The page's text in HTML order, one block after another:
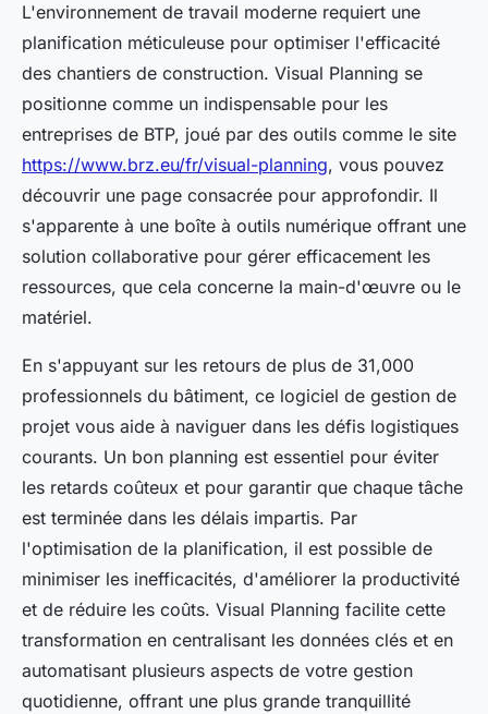
L'environnement de travail moderne requiert une
planification méticuleuse pour optimiser l'efficacité
des chantiers de construction. Visual Planning se
positionne comme un indispensable pour les
entreprises de BTP, joué par des outils comme le site
https://www.brz.eu/fr/visual-planning, vous pouvez
découvrir une page consacrée pour approfondir. Il
s'apparente à une boîte à outils numérique offrant une
solution collaborative pour gérer efficacement les
ressources, que cela concerne la main-d'œuvre ou le
matériel.
En s'appuyant sur les retours de plus de 31,000
professionnels du bâtiment, ce logiciel de gestion de
projet vous aide à naviguer dans les défis logistiques
courants. Un bon planning est essentiel pour éviter
les retards coûteux et pour garantir que chaque tâche
est terminée dans les délais impartis. Par
l'optimisation de la planification, il est possible de
minimiser les inefficacités, d'améliorer la productivité
et de réduire les coûts. Visual Planning facilite cette
transformation en centralisant les données clés et en
automatisant plusieurs aspects de votre gestion
quotidienne, offrant une plus grande tranquillité